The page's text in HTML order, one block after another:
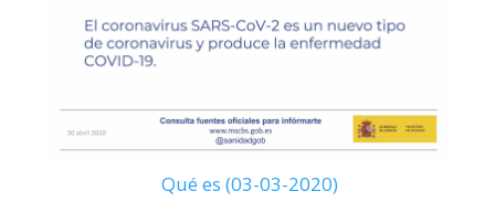
Qué es (03-03-2020)